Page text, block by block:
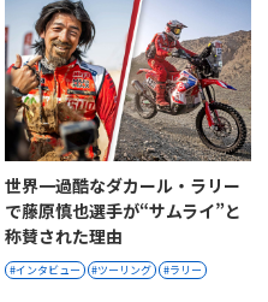
世界一過酷なダカール・ラリー
で藤原慎也選手が“サムライ”と
称賛された理由
インタビュー ツーリング ラリー